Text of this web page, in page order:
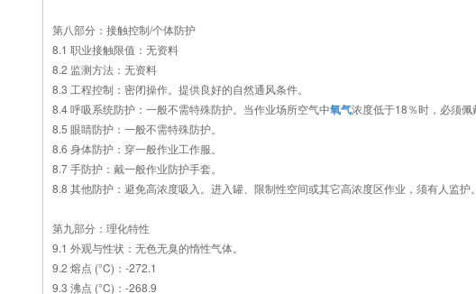
第八部分：接触控制/个体防护
8.1 职业接触限值：无资料
8.2 监测方法：无资料
8.3 工程控制：密闭操作。提供良好的自然通风条件。
8.4 呼吸系统防护：一般不需特殊防护。当作业场所空气中氧气浓度低于18％时，必须
8.5 眼睛防护：一般不需特殊防护。
8.6 身体防护：穿一般作业工作服。
8.7 手防护：戴一般作业防护手套。
8.8 其他防护：避免高浓度吸入。进入罐、限制性空间或其它高浓度区作业，须有人监护
第九部分：理化特性
9.1 外观与性状：无色无臭的惰性气体。
9.2 熔点 (°C)：-272.1
9.3 沸点 (°C)：-268.9